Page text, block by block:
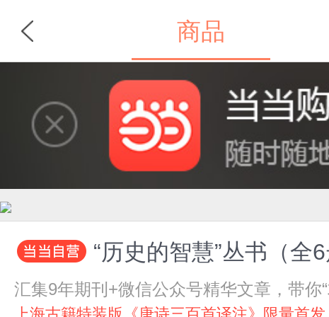
商品
分类
“历史的智慧”丛书（
汇集9年期刊+微信公众号精华文章，带你